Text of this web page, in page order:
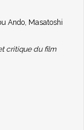
Ando, Masatoshi
critique du film